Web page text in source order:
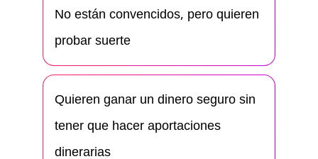
No están convencidos, pero quieren
probar suerte
Quieren ganar un dinero seguro sin
tener que hacer aportaciones
dinerarias